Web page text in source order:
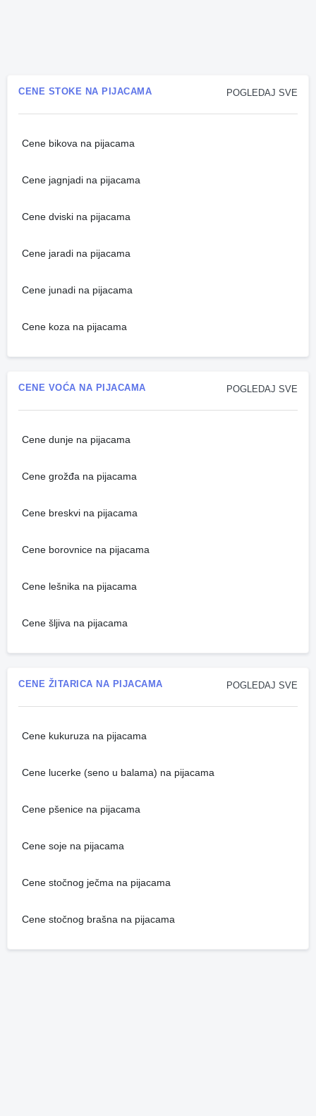
POGLEDAJ SVE
CENE STOKE NA PIJACAMA
Cene bikova na pijacama
Cene jagnjadi na pijacama
Cene dviski na pijacama
Cene jaradi na pijacama
Cene junadi na pijacama
Cene koza na pijacama
POGLEDAJ SVE
CENE VOĆA NA PIJACAMA
Cene dunje na pijacama
Cene grožđa na pijacama
Cene breskvi na pijacama
Cene borovnice na pijacama
Cene lešnika na pijacama
Cene šljiva na pijacama
POGLEDAJ SVE
CENE ŽITARICA NA PIJACAMA
Cene kukuruza na pijacama
Cene lucerke (seno u balama) na pijacama
Cene pšenice na pijacama
Cene soje na pijacama
Cene stočnog ječma na pijacama
Cene stočnog brašna na pijacama